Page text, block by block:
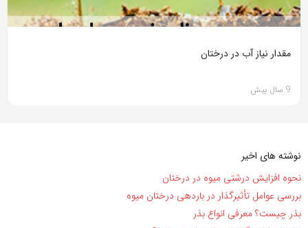
مقدار نیاز آب در درختان
9 سال پیش
نوشته های اخیر
نحوه افزایش درشتی میوه در درختان
بررسی عوامل تأثیرگذار در باردهی درختان میوه
بذر چیست؟ معرفی انواع بذر